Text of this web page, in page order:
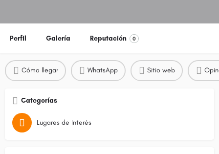
Perfil Galería Reputación 0
Cómo llegar WhatsApp Sitio web
Categorías
Lugares de Interés